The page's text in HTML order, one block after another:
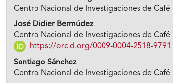
Centro Nacional de Investigaciones de Café
José Didier Bermúdez
Centro Nacional de Investigaciones de Café
https://orcid.org/0009-0004-2518-9791
Santiago Sánchez
Centro Nacional de Investigaciones de Café